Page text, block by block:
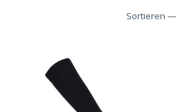
Sortieren —